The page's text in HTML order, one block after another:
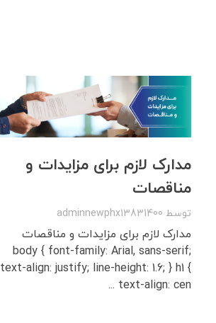
مدارک لازم برای مزایدات و
مناقصات
توسط adminnewphx13831400
مدارک لازم برای مزایدات و مناقصات
body { font-family: Arial, sans-serif;
text-align: justify; line-height: 1.6; } h1 {
text-align: cen ...